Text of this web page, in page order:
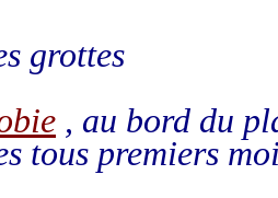
grottes
, au bord du
tous premiers